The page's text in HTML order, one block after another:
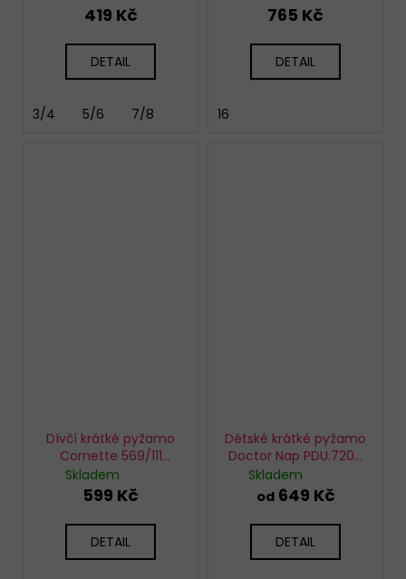
419 Kč
DETAIL
3/4 5/6 7/8
765 Kč
DETAIL
16
Dívčí krátké pyžamo
Cornette 569/111
Lagoon
Skladem
599 Kč
DETAIL
Dětské krátké pyžamo
Doctor Nap PDU.7208
Sheep
Skladem
od649 Kč
DETAIL